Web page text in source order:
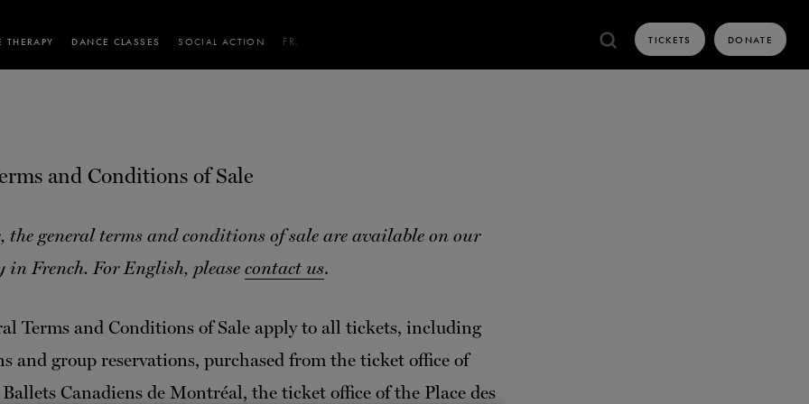
THERAPY DANCE CLASSES SOCIAL ACTION FR. TICKETS DONATE
SERVICES FOR THE PUBLIC PARTNERSHIPS
SCHEDULE AND PRICING RENTAL SPACES
La Dame aux
camélias
FROM SEPTEMBER 23RDTO27 TH,
Night Dreams
VIEW THE REPERTORY
and Conditions of Sale
the general terms and conditions of sale are available on our
in French. For English, please contact us.
Terms and Conditions of Sale apply to all tickets, including
and group reservations, purchased from the ticket office of
Canadiens de Montréal, the ticket office of the Place des